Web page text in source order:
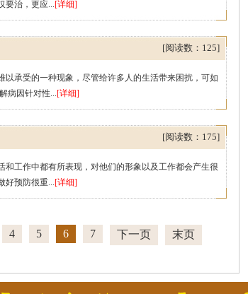
要治，更应...[详细]
[阅读数：125]
承受的一种现象，尽管给许多人的生活带来困扰，可如
病因针对性...[详细]
[阅读数：175]
工作中都有所表现，对他们的形象以及工作都会产生很
好预防很重...[详细]
4 5 6 7 下一页 末页